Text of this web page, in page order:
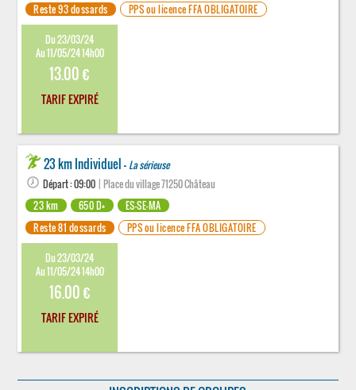
Reste 93 dossards
PPS ou licence FFA OBLIGATOIRE
Du 23/03/24
Au 11/05/24 14h00
13.00 €
TARIF EXPIRÉ
23 km Individuel - La sérieuse
Départ : 09:00 | Place du village 71250 Château
23 km
650 D+
ES-SE-MA
Reste 81 dossards
PPS ou licence FFA OBLIGATOIRE
Du 23/03/24
Au 11/05/24 14h00
16.00 €
TARIF EXPIRÉ